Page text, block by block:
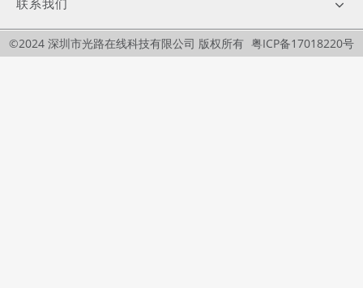
联系我们
©2024 深圳市光路在线科技有限公司 版权所有 粤ICP备17018220号